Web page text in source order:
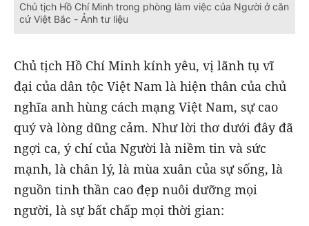
Chủ tịch Hồ Chí Minh trong phòng làm việc của Người ở căn
cứ Việt Bắc - Ảnh tư liệu
Chủ tịch Hồ Chí Minh kính yêu, vị lãnh tụ vĩ
đại của dân tộc Việt Nam là hiện thân của chủ
nghĩa anh hùng cách mạng Việt Nam, sự cao
quý và lòng dũng cảm. Như lời thơ dưới đây đã
ngợi ca, ý chí của Người là niềm tin và sức
mạnh, là chân lý, là mùa xuân của sự sống, là
nguồn tinh thần cao đẹp nuôi dưỡng mọi
người, là sự bất chấp mọi thời gian: